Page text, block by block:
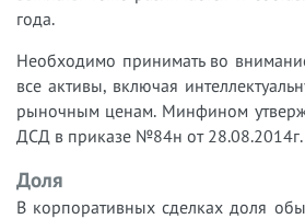
года.
Необходимо принимать во
все активы, включая
рыночным ценам. Минфином
ДСД в приказе №84н от 28.08.2014г.
Доля
В корпоративных сделках доля